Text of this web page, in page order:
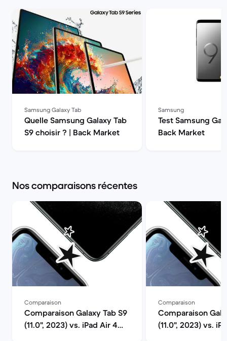
Samsung Galaxy Tab
Quelle Samsung Galaxy Tab
S9 choisir ? | Back Market
Samsung
Test Samsung
Back Market
Nos comparaisons récentes
Comparaison
Comparaison Galaxy Tab S9
(11.0", 2023) vs. iPad Air 4
Comparaison
Comparaison
(11.0", 2023) vs.